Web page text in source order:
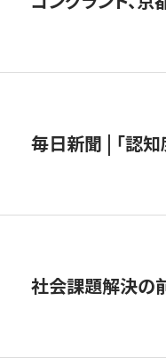
毎日新聞 | 「認
社会課題解決の